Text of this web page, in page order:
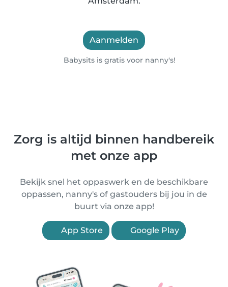
Aanmelden
Babysits is gratis voor nanny's!
Zorg is altijd binnen handbereik
met onze app
Bekijk snel het oppaswerk en de beschikbare
oppassen, nanny's of gastouders bij jou in de
buurt via onze app!
App Store Google Play